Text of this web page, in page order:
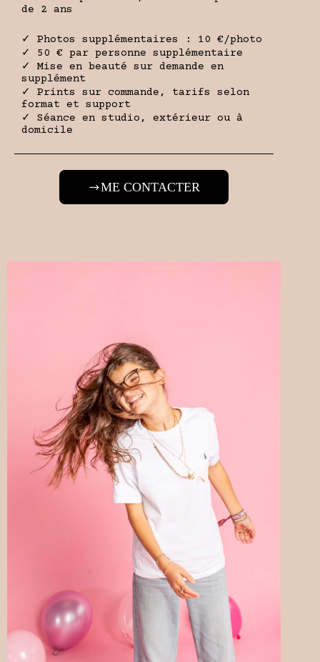
de 2 ans
✓ Photos supplémentaires : 10 €/photo
✓ 50 € par personne supplémentaire
✓ Mise en beauté sur demande en
supplément
✓ Prints sur commande, tarifs selon
format et support
✓ Séance en studio, extérieur ou à
domicile
ME CONTACTER